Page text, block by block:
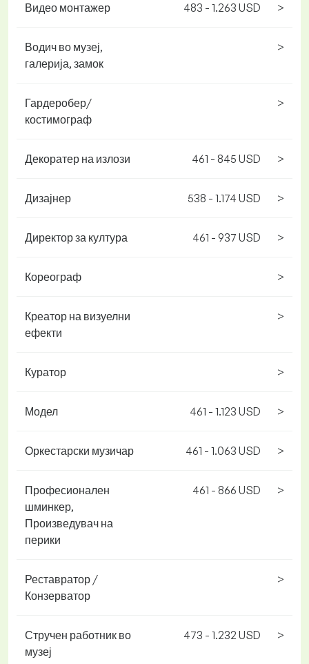
Видео монтажер 483 - 1.263 USD >
Водич во музеј,
галерија, замок
>
Гардеробер/
костимограф
>
Декоратер на излози 461 - 845 USD >
Дизајнер 538 - 1.174 USD >
Директор за култура 461 - 937 USD >
Кореограф >
Креатор на визуелни
ефекти
>
Куратор >
Модел 461 - 1.123 USD >
Оркестарски музичар 461 - 1.063 USD >
Професионален
шминкер,
Произведувач на
перики
461 - 866 USD >
Реставратор /
Конзерватор
>
Стручен работник во
музеј
473 - 1.232 USD >